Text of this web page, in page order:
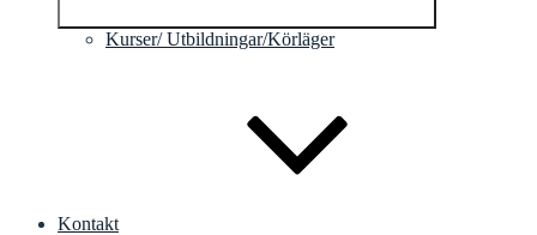
Kurser/ Utbildningar/Körläger
Kontakt